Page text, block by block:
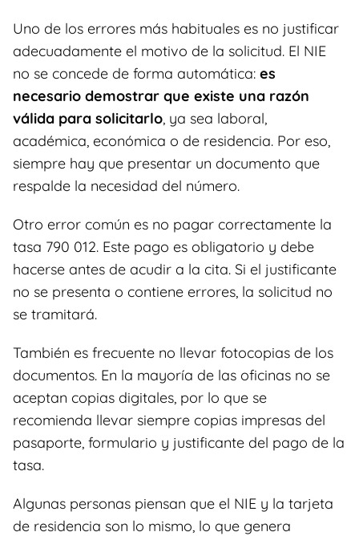
Uno de los errores más habituales es no justificar
adecuadamente el motivo de la solicitud. El NIE
no se concede de forma automática: es
necesario demostrar que existe una razón
válida para solicitarlo, ya sea laboral,
académica, económica o de residencia. Por eso,
siempre hay que presentar un documento que
respalde la necesidad del número.
Otro error común es no pagar correctamente la
tasa 790 012. Este pago es obligatorio y debe
hacerse antes de acudir a la cita. Si el justificante
no se presenta o contiene errores, la solicitud no
se tramitará.
También es frecuente no llevar fotocopias de los
documentos. En la mayoría de las oficinas no se
aceptan copias digitales, por lo que se
recomienda llevar siempre copias impresas del
pasaporte, formulario y justificante del pago de la
tasa.
Algunas personas piensan que el NIE y la tarjeta
de residencia son lo mismo, lo que genera